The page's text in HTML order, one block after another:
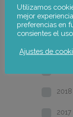
2022
2021
2020
2018
2017
Utilizamos
mejor
preferencias en
consientes el
Ajustes de